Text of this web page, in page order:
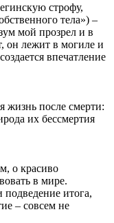
строфу,
тела») –
мой прозрел и в
он лежит в могиле и
впечатление
жизнь после смерти:
их бессмертия
о красиво
в мире.
подведение итога,
– совсем не